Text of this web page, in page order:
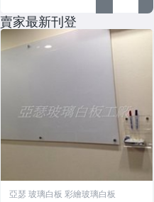
賣家最新刊登
亞瑟 玻璃白板 彩繪玻璃白板